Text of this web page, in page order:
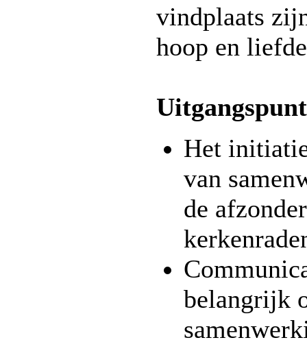
vindplaats
hoop en
Het
van
de
belangrijk